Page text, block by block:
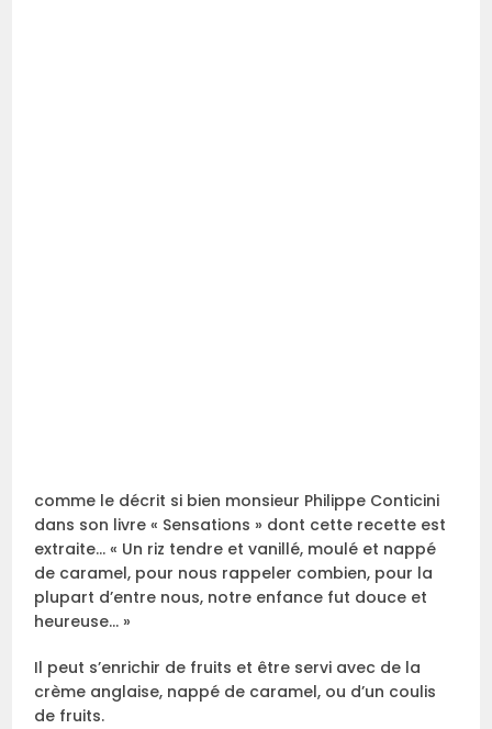
comme le décrit si bien monsieur Philippe Conticini
dans son livre « Sensations » dont cette recette est
extraite… « Un riz tendre et vanillé, moulé et nappé
de caramel, pour nous rappeler combien, pour la
plupart d’entre nous, notre enfance fut douce et
heureuse… »
Il peut s’enrichir de fruits et être servi avec de la
crème anglaise, nappé de caramel, ou d’un coulis
de fruits.